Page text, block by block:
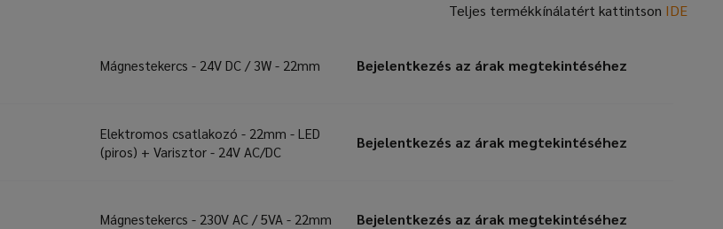
Teljes termékkínálatért kattintson IDE
Mágnestekercs - 24V DC / 3W - 22mm Bejelentkezés az árak megtekintéséhez
Elektromos csatlakozó - 22mm - LED
(piros) + Varisztor - 24V AC/DC
Bejelentkezés az árak megtekintéséhez
Mágnestekercs - 230V AC / 5VA - 22mm Bejelentkezés az árak megtekintéséhez